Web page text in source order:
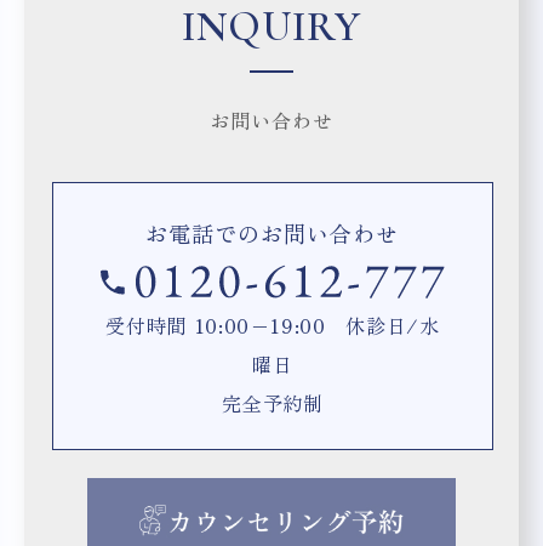
INQUIRY
お問い合わせ
お電話でのお問い合わせ
受付時間 10:00−19:00 休診日/水
曜日
完全予約制